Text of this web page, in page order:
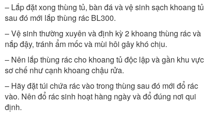
– Lắp đặt xong thùng tủ, bàn đá và vệ sinh sạch khoang tủ
sau đó mới lắp thùng rác BL300.
– Vệ sinh thường xuyên và định kỳ 2 khoang thùng rác và
nắp đậy, tránh ẩm mốc và mùi hôi gây khó chịu.
– Nên lắp thùng rác cho khoang tủ độc lập và gần khu vực
sơ chế như cạnh khoang chậu rửa.
– Hãy đặt túi chứa rác vào trong thùng sau đó mới đổ rác
vào. Nên đổ rác sinh hoạt hàng ngày và đổ đúng nơi qui
định.